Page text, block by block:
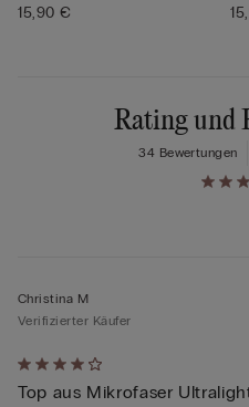
15,90 €
Rating und
34 Bewertungen
Mit
4
Christina M
Verifizierter Käufer
Top aus Mikrofaser